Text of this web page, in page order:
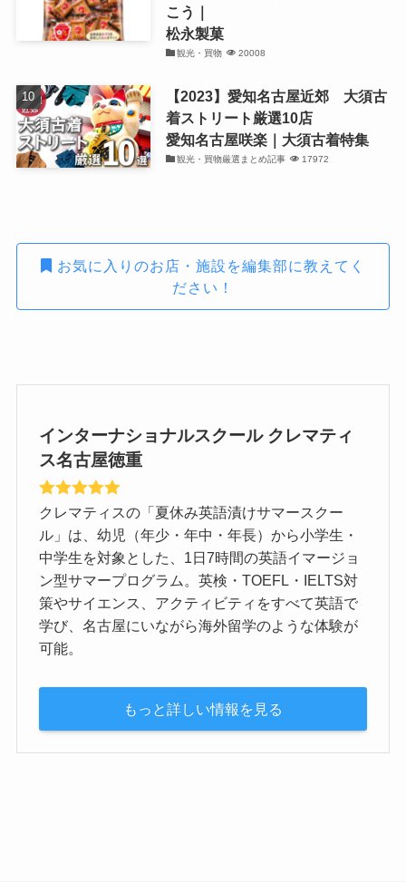
こう｜
松永製菓
観光・買物 20008
【2023】愛知名古屋近郊 大須古
着ストリート厳選10店
愛知名古屋咲楽｜大須古着特集
観光・買物厳選まとめ記事 17972
お気に入りのお店・施設を編集部に教えてく
ださい！
インターナショナルスクール クレマティ
ス名古屋徳重
クレマティスの「夏休み英語漬けサマースクー
ル」は、幼児（年少・年中・年長）から小学生・
中学生を対象とした、1日7時間の英語イマージョ
ン型サマープログラム。英検・TOEFL・IELTS対
策やサイエンス、アクティビティをすべて英語で
学び、名古屋にいながら海外留学のような体験が
可能。
もっと詳しい情報を見る